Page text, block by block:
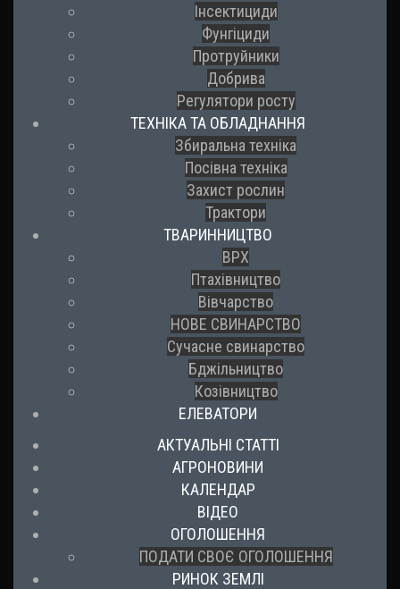
Інсектициди
Фунгіциди
Протруйники
Добрива
Регулятори росту
ТЕХНІКА ТА ОБЛАДНАННЯ
Збиральна техніка
Посівна техніка
Захист рослин
Трактори
ТВАРИННИЦТВО
ВРХ
Птахівництво
Вівчарство
НОВЕ СВИНАРСТВО
Сучасне свинарство
Бджільництво
Козівництво
ЕЛЕВАТОРИ
АКТУАЛЬНІ СТАТТІ
АГРОНОВИНИ
КАЛЕНДАР
ВІДЕО
ОГОЛОШЕННЯ
ПОДАТИ СВОЄ ОГОЛОШЕННЯ
РИНОК ЗЕМЛІ